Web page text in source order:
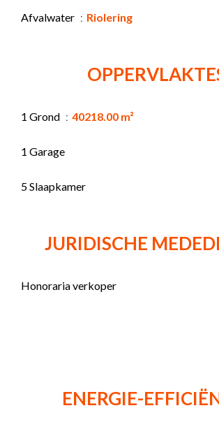
Afvalwater Riolering
1 Grond 40218.00 m²
1 Garage
5 Slaapkamer
JURIDISCHE
Honoraria verkoper
ENERGIE-